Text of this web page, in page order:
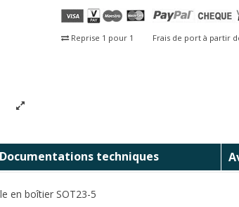
Reprise 1 pour 1 Frais de port à partir
Documentations techniques
en boîtier SOT23-5